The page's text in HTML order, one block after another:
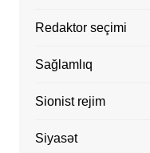
Redaktor seçimi
Sağlamlıq
Sionist rejim
Siyasət